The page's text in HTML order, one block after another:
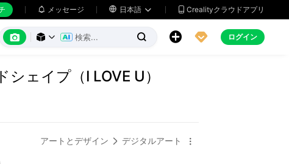
 メッセージ  日本語   Crealityクラウドアプリ
      ログイン
ェイプ（I LOVE U）
アートとデザイン  デジタルアート 